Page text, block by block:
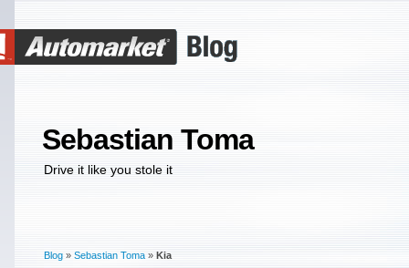
Sebastian Toma
Drive it like you stole it
Blog » Sebastian Toma » Kia